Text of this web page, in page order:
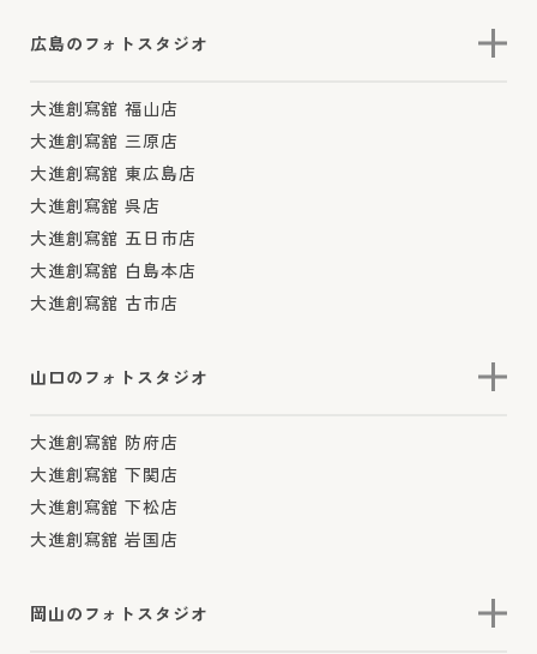
広島のフォトスタジオ
大進創寫舘 福山店
大進創寫舘 三原店
大進創寫舘 東広島店
大進創寫舘 呉店
大進創寫舘 五日市店
大進創寫舘 白島本店
大進創寫舘 古市店
山口のフォトスタジオ
大進創寫舘 防府店
大進創寫舘 下関店
大進創寫舘 下松店
大進創寫舘 岩国店
岡山のフォトスタジオ